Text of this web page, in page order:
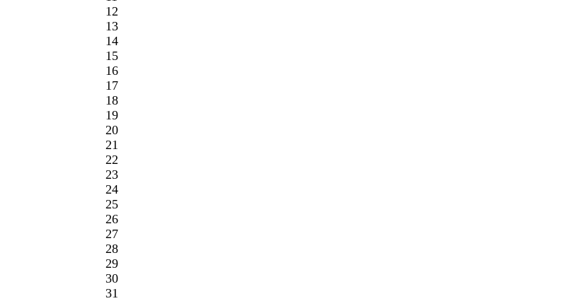
12
13
14
15
16
17
18
19
20
21
22
23
24
25
26
27
28
29
30
31